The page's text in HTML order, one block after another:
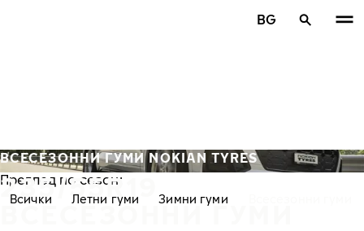
BG
235/55R19
ВСЕСЕЗОННИ ГУМИ
ВСЕСЕЗОННИ ГУМИ NOKIAN TYRES
Преглед по сезон:
Всички Летни гуми Зимни гуми